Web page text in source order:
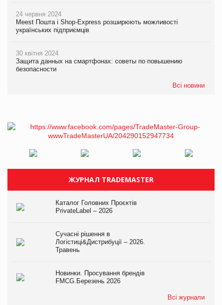
24 червня 2024
Meest Пошта і Shop-Express розширюють можливості
українських підприємців
30 квітня 2024
Защита данных на смартфонах: советы по повышению
безопасности
Всі новини
ЖУРНАЛ TRADEMASTER
Каталог Головних Проєктів
PrivateLabel – 2026
Сучасні рішення в
Логістиці&Дистрибуції – 2026.
Травень
Новинки. Просування брендів
FMCG.Березень 2026
Всі журнали